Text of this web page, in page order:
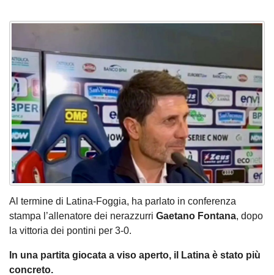
Al termine di Latina-Foggia, ha parlato in conferenza
stampa l’allenatore dei nerazzurri Gaetano Fontana, dopo
la vittoria dei pontini per 3-0.
In una partita giocata a viso aperto, il Latina è stato più
concreto.